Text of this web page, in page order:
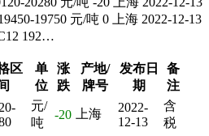
19750 元/吨 0 上海 2022-12-13
192…
区
单
位
涨
跌
产地/
牌号
发布日
期
备
注
元/
吨
-20 上海
2022-
12-13
含
税